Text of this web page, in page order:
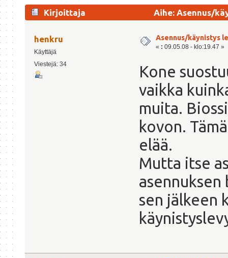
Kirjoittaja Aihe: Asennus/
henkru
Käyttäjä
Viestejä: 34
Asennus/käynistys
« : 09.05.08 - klo:19.47 »
Kone
vaikka
muita.
kovon.
elää.
Mutta itse
sen jälkeen